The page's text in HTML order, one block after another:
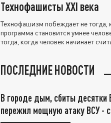
Технофашисты XXI века
Технофашизм побеждает не тогда,
программа становится умнее
тогда, когда человек начинает
ПОСЛЕДНИЕ НОВОСТИ
В городе дым, сбиты десятки
пережил мощную атаку ВСУ -